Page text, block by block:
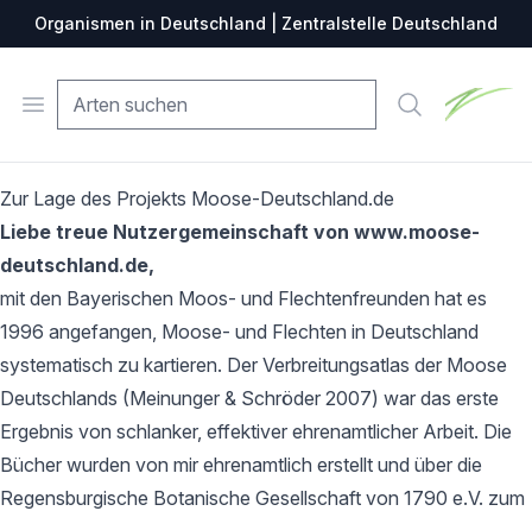
Organismen in Deutschland | Zentralstelle Deutschland
Open menu Suche
Zur Lage des Projekts Moose-Deutschland.de
Liebe treue Nutzergemeinschaft von www.moose-
deutschland.de,
mit den Bayerischen Moos- und Flechtenfreunden hat es
1996 angefangen, Moose- und Flechten in Deutschland
systematisch zu kartieren. Der Verbreitungsatlas der Moose
Deutschlands (Meinunger & Schröder 2007) war das erste
Ergebnis von schlanker, effektiver ehrenamtlicher Arbeit. Die
Bücher wurden von mir ehrenamtlich erstellt und über die
Regensburgische Botanische Gesellschaft von 1790 e.V. zum